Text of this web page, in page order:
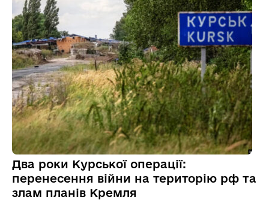
Два роки Курської операції:
перенесення війни на територію рф та
злам планів Кремля